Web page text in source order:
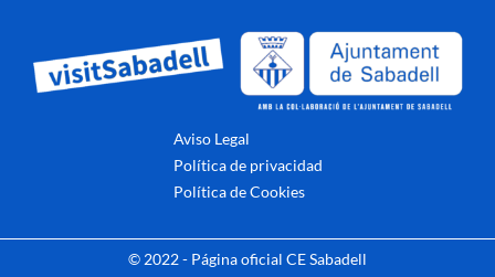
Aviso Legal
Política de privacidad
Política de Cookies
© 2022 - Página oficial CE Sabadell